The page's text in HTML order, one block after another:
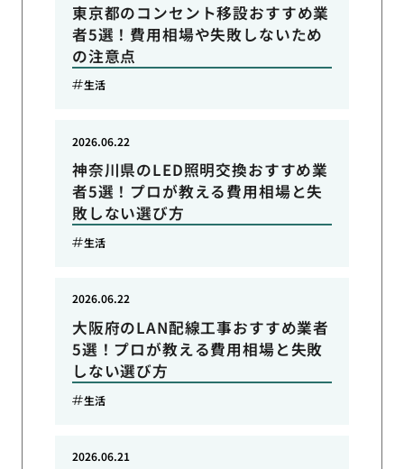
東京都のコンセント移設おすすめ業
者5選！費用相場や失敗しないため
の注意点
生活
神奈川県のLED照明交換おすすめ業
者5選！プロが教える費用相場と失
敗しない選び方
2026.06.22
生活
大阪府のLAN配線工事おすすめ業者
5選！プロが教える費用相場と失敗
しない選び方
2026.06.22
生活
2026.06.21